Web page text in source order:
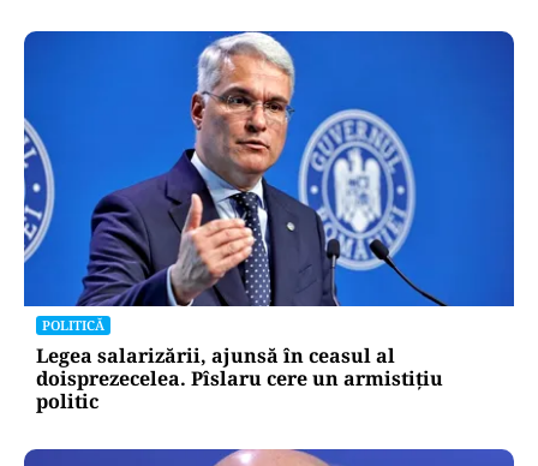
POLITICĂ
Legea salarizării, ajunsă în ceasul al
doisprezecelea. Pîslaru cere un armistițiu
politic